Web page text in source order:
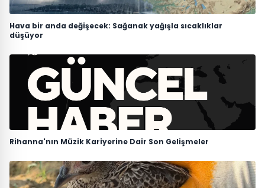
Hava bir anda değişecek: Sağanak yağışla sıcaklıklar
düşüyor
Rihanna'nın Müzik Kariyerine Dair Son Gelişmeler